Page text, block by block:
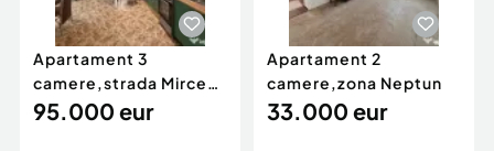
Apartament 3
camere,strada Mircea
Voda,etaj 2
95.000 eur
Apartament 2
camere,zona Neptun
33.000 eur